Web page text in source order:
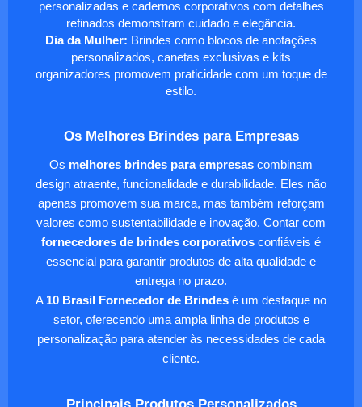
personalizadas e cadernos corporativos com detalhes
refinados demonstram cuidado e elegância.
Dia da Mulher: Brindes como blocos de anotações
personalizados, canetas exclusivas e kits
organizadores promovem praticidade com um toque de
estilo.
Os Melhores Brindes para Empresas
Os melhores brindes para empresas combinam
design atraente, funcionalidade e durabilidade. Eles não
apenas promovem sua marca, mas também reforçam
valores como sustentabilidade e inovação. Contar com
fornecedores de brindes corporativos confiáveis é
essencial para garantir produtos de alta qualidade e
entrega no prazo.
A 10 Brasil Fornecedor de Brindes é um destaque no
setor, oferecendo uma ampla linha de produtos e
personalização para atender às necessidades de cada
cliente.
Principais Produtos Personalizados